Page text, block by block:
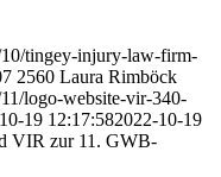
tingey-injury-law-firm-
2560 Laura Rimböck
logo-website-vir-340-
19 12:17:582022-10-19
VIR zur 11. GWB-